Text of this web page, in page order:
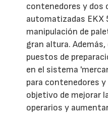
contenedores y dos
automatizadas EKX
manipulación de
gran altura.
puestos de
en el sistema
para contenedores
objetivo de mejorar
operarios y